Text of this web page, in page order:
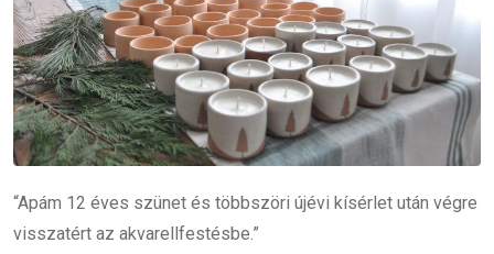
“Apám 12 éves szünet és többszöri újévi kísérlet után végre
visszatért az akvarellfestésbe.”